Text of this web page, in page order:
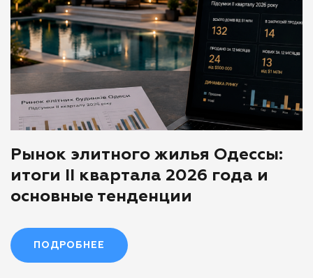
Рынок элитного жилья Одессы:
итоги II квартала 2026 года и
основные тенденции
ПОДРОБНЕЕ